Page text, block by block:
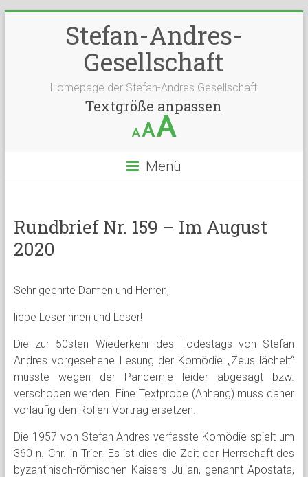
Stefan-Andres-
Gesellschaft
Homepage der Stefan-Andres Gesellschaft
Textgröße anpassen
AAA
Menü
Rundbrief Nr. 159 – Im August
2020
Sehr geehrte Damen und Herren,
liebe Leserinnen und Leser!
Die zur 50sten Wiederkehr des Todestags von Stefan
Andres vorgesehene Lesung der Komödie „Zeus lächelt“
musste wegen der Pandemie leider abgesagt bzw.
verschoben werden. Eine Textprobe (Anhang) muss daher
vorläufig den Rollen-Vortrag ersetzen.
Die 1957 von Stefan Andres verfasste Komödie spielt um
360 n. Chr. in Trier. Es ist dies die Zeit der Herrschaft des
byzantinisch-römischen Kaisers Julian, genannt Apostata,